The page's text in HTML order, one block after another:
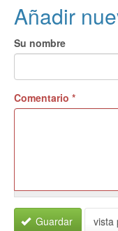
Añadir
Su nombre
Comentario *
Guardar vista